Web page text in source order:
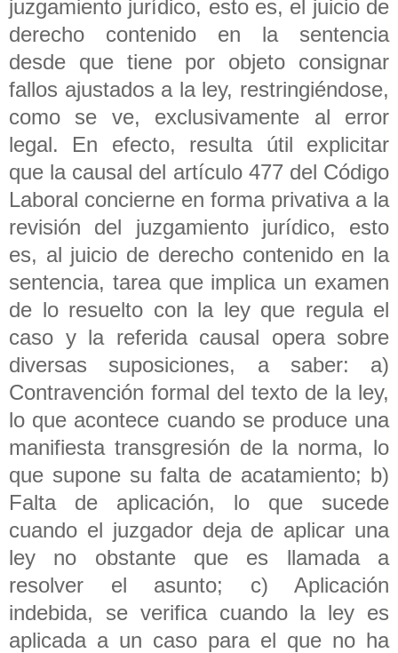
juzgamiento jurídico, esto es, el juicio de
derecho contenido en la sentencia
desde que tiene por objeto consignar
fallos ajustados a la ley, restringiéndose,
como se ve, exclusivamente al error
legal. En efecto, resulta útil explicitar
que la causal del artículo 477 del Código
Laboral concierne en forma privativa a la
revisión del juzgamiento jurídico, esto
es, al juicio de derecho contenido en la
sentencia, tarea que implica un examen
de lo resuelto con la ley que regula el
caso y la referida causal opera sobre
diversas suposiciones, a saber: a)
Contravención formal del texto de la ley,
lo que acontece cuando se produce una
manifiesta transgresión de la norma, lo
que supone su falta de acatamiento; b)
Falta de aplicación, lo que sucede
cuando el juzgador deja de aplicar una
ley no obstante que es llamada a
resolver el asunto; c) Aplicación
indebida, se verifica cuando la ley es
aplicada a un caso para el que no ha